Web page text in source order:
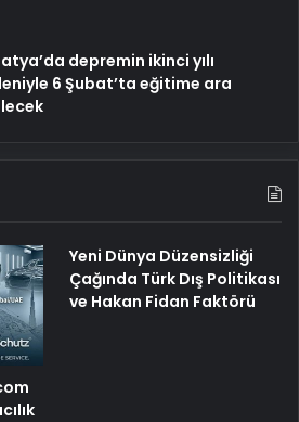
depremin ikinci yılı
6 Şubat’ta eğitime ara
Yeni Dünya Düzensizliği
Çağında Türk Dış Politikası
ve Hakan Fidan Faktörü